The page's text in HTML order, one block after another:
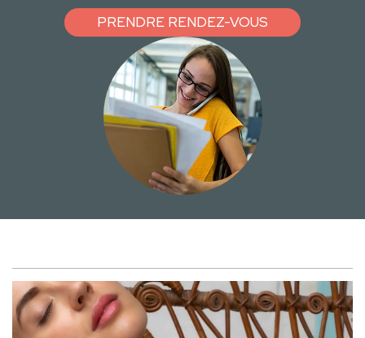
PRENDRE RENDEZ-VOUS